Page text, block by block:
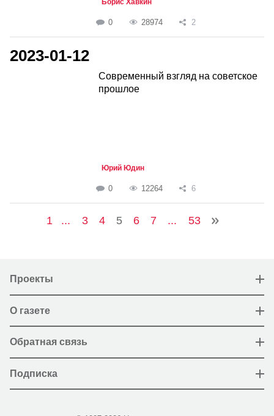
Борис Хавкин
0 28974 2
2023-01-12
Современный взгляд на советское
прошлое
Юрий Юдин
0 12264 6
1 ... 3 4 5 6 7 ... 53
Проекты
О газете
Обратная связь
Подписка